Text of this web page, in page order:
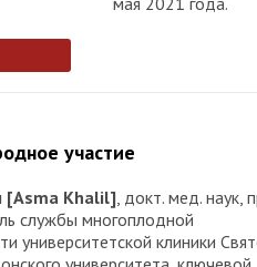
участие
[Asma Khalil], докт. мед. наук,
службы многоплодной
университетской клиники